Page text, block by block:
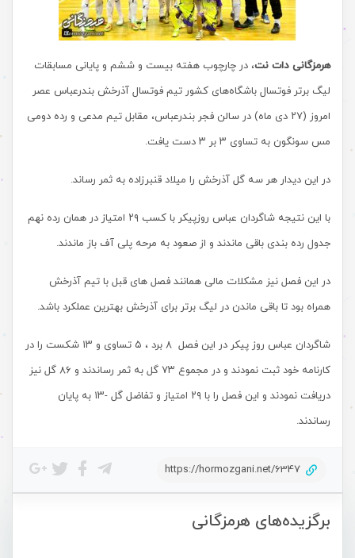
برگزیده‌های هرمزگانی
هرمزگانی دات نت، در چارچوب هفته بیست و ششم و پایانی مسابقات
لیگ برتر فوتسال باشگاه‌های کشور تیم فوتسال آذرخش بندرعباس عصر
امروز (۲۷ دی ماه) در سالن فجر بندرعباس، مقابل تیم مدعی و رده دومی
مس سونگون به تساوی ۳ بر ۳ دست یافت.
در این دیدار هر سه گل آذرخش را میلاد قنبرزاده به ثمر رساند.
با این نتیجه شاگردان عباس روزپیکر با کسب ۲۹ امتیاز در همان رده نهم
جدول رده بندی باقی ماندند و از صعود به مرحه پلی آف باز ماندند.
در این فصل نیز مشکلات مالی همانند فصل های قبل با تیم آذرخش
همراه بود تا باقی ماندن در لیگ برتر برای آذرخش بهترین عملکرد باشد.
شاگردان عباس روز پیکر در این فصل ۸ برد ، ۵ تساوی و ۱۳ شکست را در
کارنامه خود ثبت نمودند و در مجموع ۷۳ گل به ثمر رساندند و ۸۶ گل نیز
دریافت نمودند و این فصل را با ۲۹ امتیاز و تفاضل گل -۱۳ به پایان
رساندند.
https://hormozgani.net/6347